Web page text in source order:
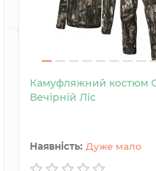
Камуфляжний костюм
Вечірній Ліс
Дуже мало